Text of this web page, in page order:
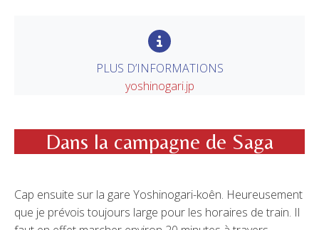
PLUS D’INFORMATIONS
yoshinogari.jp
Dans la campagne de Saga
Cap ensuite sur la gare Yoshinogari-koên. Heureusement
que je prévois toujours large pour les horaires de train. Il